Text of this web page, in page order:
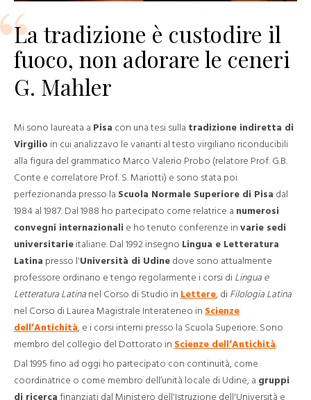
La tradizione è custodire il
fuoco, non adorare le ceneri
G. Mahler
Mi sono laureata a Pisa con una tesi sulla tradizione indiretta di
Virgilio in cui analizzavo le varianti al testo virgiliano riconducibili
alla figura del grammatico Marco Valerio Probo (relatore Prof. G.B.
Conte e correlatore Prof. S. Mariotti) e sono stata poi
perfezionanda presso la Scuola Normale Superiore di Pisa dal
1984 al 1987. Dal 1988 ho partecipato come relatrice a numerosi
convegni internazionali e ho tenuto conferenze in varie sedi
universitarie italiane. Dal 1992 insegno Lingua e Letteratura
Latina presso l'Università di Udine dove sono attualmente
professore ordinario e tengo regolarmente i corsi di Lingua e
Letteratura Latina nel Corso di Studio in Lettere, di Filologia Latina
nel Corso di Laurea Magistrale Interateneo in Scienze
dell’Antichità, e i corsi interni presso la Scuola Superiore. Sono
membro del collegio del Dottorato in Scienze dell’Antichità.
Dal 1995 fino ad oggi ho partecipato con continuità, come
coordinatrice o come membro dell’unità locale di Udine, a gruppi